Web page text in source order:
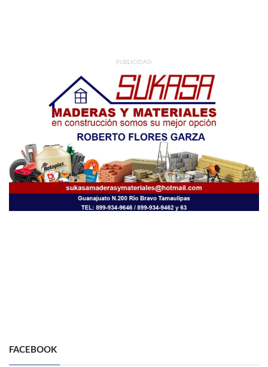
PUBLICIDAD
FACEBOOK